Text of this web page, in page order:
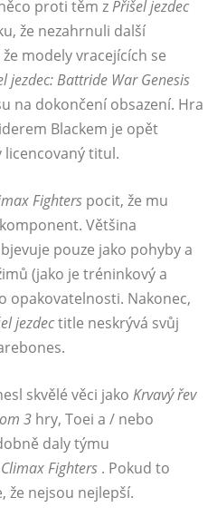
proti těm zPřišel jezdec
že nezahrnuli další
modely vracejících se
jezdec:Battride War Genesis
na dokončení obsazení. Hra
Blackem je opět
titul.
Fighters pocit, že mu
Většina
pouze jako pohyby a
(jako je tréninkový a
opakovatelnosti. Nakonec,
jezdectitle neskrývá svůj
skvělé věci jako Krvavý řev
3 hry, Toei a / nebo
daly týmu
Climax Fighters . Pokud to
že nejsou nejlepší.